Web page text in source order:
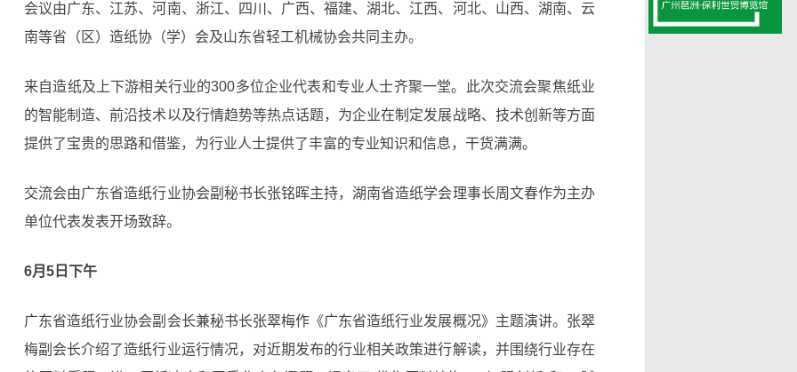
会议由广东、江苏、河南、浙江、四川、广西、福建、湖北、江西、河北、山西、湖南、云
南等省（区）造纸协（学）会及山东省轻工机械协会共同主办。
来自造纸及上下游相关行业的300多位企业代表和专业人士齐聚一堂。此次交流会聚焦纸业
的智能制造、前沿技术以及行情趋势等热点话题，为企业在制定发展战略、技术创新等方面
提供了宝贵的思路和借鉴，为行业人士提供了丰富的专业知识和信息，干货满满。
交流会由广东省造纸行业协会副秘书长张铭晖主持，湖南省造纸学会理事长周文春作为主办
单位代表发表开场致辞。
6月5日下午
广东省造纸行业协会副会长兼秘书长张翠梅作《广东省造纸行业发展概况》主题演讲。张翠
梅副会长介绍了造纸行业运行情况，对近期发布的行业相关政策进行解读，并围绕行业存在